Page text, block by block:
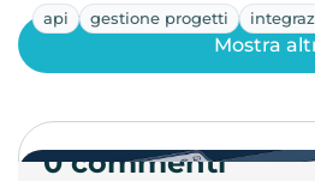
api gestione progetti
Mostra
0 commenti